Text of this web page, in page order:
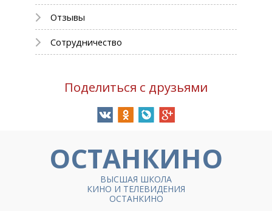
Отзывы
Сотрудничество
Поделиться с друзьями
ОСТАНКИНО
ВЫСШАЯ ШКОЛА
КИНО И ТЕЛЕВИДЕНИЯ
ОСТАНКИНО